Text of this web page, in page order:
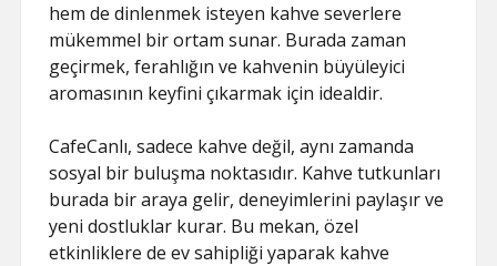
hem de dinlenmek isteyen kahve severlere
mükemmel bir ortam sunar. Burada zaman
geçirmek, ferahlığın ve kahvenin büyüleyici
aromasının keyfini çıkarmak için idealdir.
CafeCanlı, sadece kahve değil, aynı zamanda
sosyal bir buluşma noktasıdır. Kahve tutkunları
burada bir araya gelir, deneyimlerini paylaşır ve
yeni dostluklar kurar. Bu mekan, özel
etkinliklere de ev sahipliği yaparak kahve